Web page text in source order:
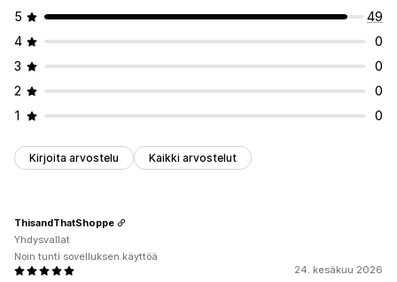
5
49
4
0
3
0
2
0
1
0
Kirjoita arvostelu Kaikki arvostelut
24. kesäkuu 2026
ThisandThatShoppe
Yhdysvallat
Noin tunti sovelluksen käyttöä